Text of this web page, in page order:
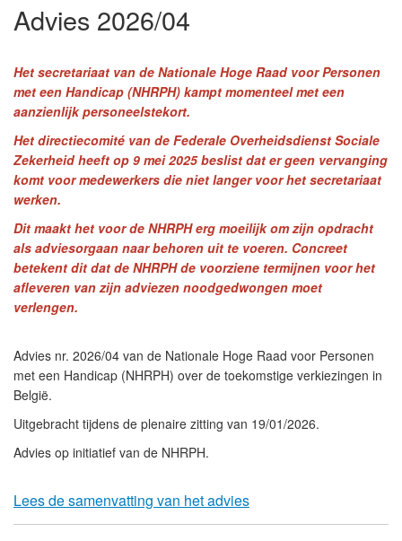
Advies 2026/04
Het secretariaat van de Nationale Hoge Raad voor Personen
met een Handicap (NHRPH) kampt momenteel met een
aanzienlijk personeelstekort.
Het directiecomité van de Federale Overheidsdienst Sociale
Zekerheid heeft op 9 mei 2025 beslist dat er geen vervanging
komt voor medewerkers die niet langer voor het secretariaat
werken.
Dit maakt het voor de NHRPH erg moeilijk om zijn opdracht
als adviesorgaan naar behoren uit te voeren. Concreet
betekent dit dat de NHRPH de voorziene termijnen voor het
afleveren van zijn adviezen noodgedwongen moet
verlengen.
Advies nr. 2026/04 van de Nationale Hoge Raad voor Personen
met een Handicap (NHRPH) over de toekomstige verkiezingen in
België.
Uitgebracht tijdens de plenaire zitting van 19/01/2026.
Advies op initiatief van de NHRPH.
Lees de samenvatting van het advies